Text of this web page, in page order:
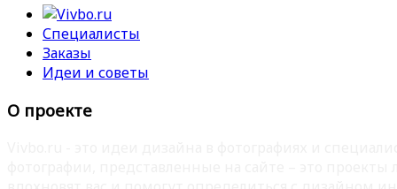
Специалисты
Заказы
Идеи и советы
О проекте